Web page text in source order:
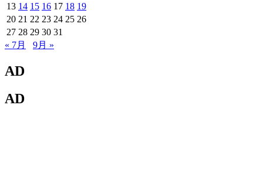
13 14 15 16 17 18 19
20 21 22 23 24 25 26
27 28 29 30 31
« 7月
9月 »
AD
AD